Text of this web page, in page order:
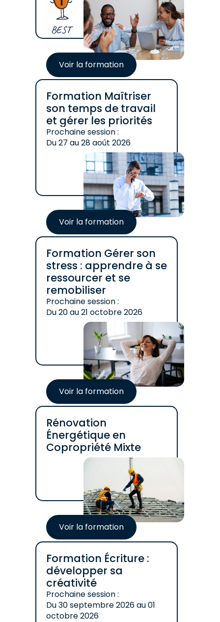
BEST
Voir la formation
Formation Maîtriser
son temps de travail
et gérer les priorités
Prochaine session :
Du27 au28 août 2026
Voir la formation
Formation Gérer son
stress : apprendre à se
ressourcer et se
remobiliser
Prochaine session :
Du20au21 octobre 2026
Voir la formation
Rénovation
Énergétique en
Copropriété Mixte
Voir la formation
Formation Écriture :
développer sa
créativité
Prochaine session :
Du30 septembre 2026au01
octobre 2026